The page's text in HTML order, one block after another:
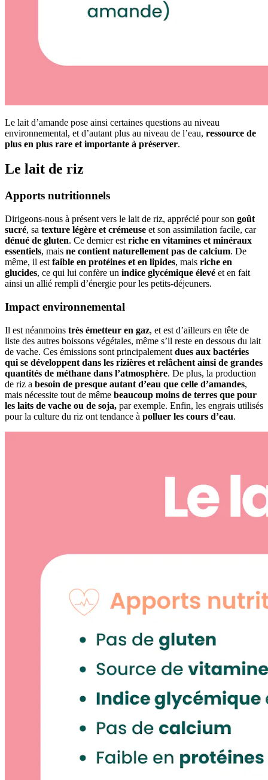
Le lait d’amande pose ainsi certaines questions au niveau
environnemental, et d’autant plus au niveau de l’eau, ressource de
plus en plus rare et importante à préserver.
Le lait de riz
Apports nutritionnels
Dirigeons-nous à présent vers le lait de riz, apprécié pour son goût
sucré, sa texture légère et crémeuse et son assimilation facile, car
dénué de gluten. Ce dernier est riche en vitamines et minéraux
essentiels, mais ne contient naturellement pas de calcium. De
même, il est faible en protéines et en lipides, mais riche en
glucides, ce qui lui confère un indice glycémique élevé et en fait
ainsi un allié rempli d’énergie pour les petits-déjeuners.
Impact environnemental
Il est néanmoins très émetteur en gaz, et est d’ailleurs en tête de
liste des autres boissons végétales, même s’il reste en dessous du lait
de vache. Ces émissions sont principalement dues aux bactéries
qui se développent dans les rizières et relâchent ainsi de grandes
quantités de méthane dans l’atmosphère. De plus, la production
de riz a besoin de presque autant d’eau que celle d’amandes,
mais nécessite tout de même beaucoup moins de terres que pour
les laits de vache ou de soja, par exemple. Enfin, les engrais utilisés
pour la culture du riz ont tendance à polluer les cours d’eau.